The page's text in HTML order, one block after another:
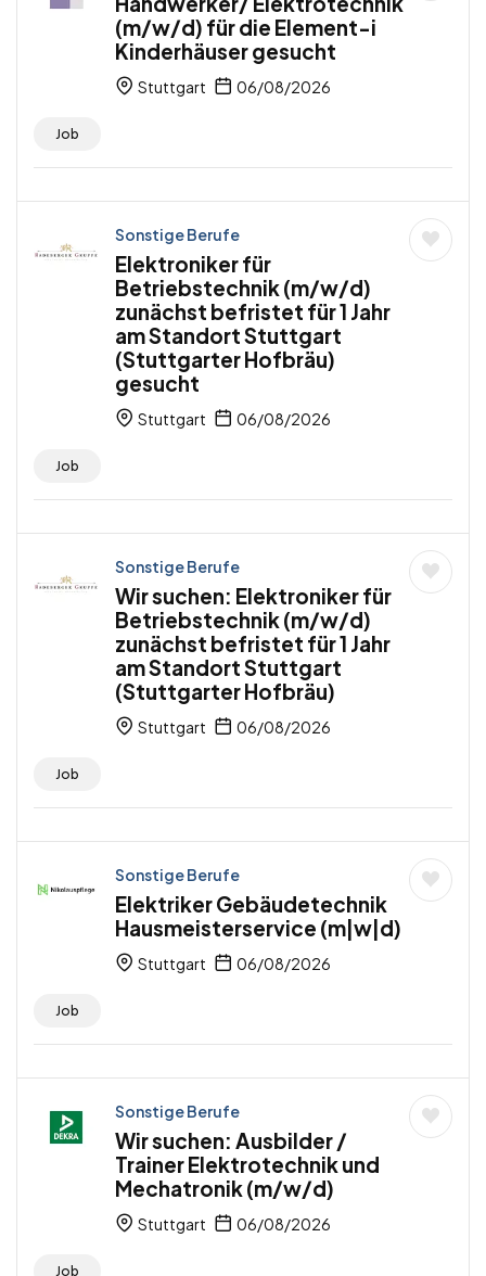
(m/w/d) für die Element-i
Kinderhäuser gesucht
Stuttgart 06/08/2026
Job
Sonstige Berufe
Elektroniker für
Betriebstechnik (m/w/d)
zunächst befristet für 1 Jahr
am Standort Stuttgart
(Stuttgarter Hofbräu)
gesucht
Stuttgart 06/08/2026
Job
Sonstige Berufe
Wir suchen: Elektroniker für
Betriebstechnik (m/w/d)
zunächst befristet für 1 Jahr
am Standort Stuttgart
(Stuttgarter Hofbräu)
Stuttgart 06/08/2026
Job
Sonstige Berufe
Elektriker Gebäudetechnik
Hausmeisterservice (m|w|d)
Stuttgart 06/08/2026
Job
Sonstige Berufe
Wir suchen: Ausbilder /
Trainer Elektrotechnik und
Mechatronik (m/w/d)
Stuttgart 06/08/2026
Job